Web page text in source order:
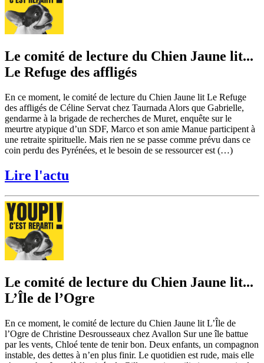
Le comité de lecture du Chien Jaune lit...
Le Refuge des affligés
En ce moment, le comité de lecture du Chien Jaune lit Le Refuge
des affligés de Céline Servat chez Taurnada Alors que Gabrielle,
gendarme à la brigade de recherches de Muret, enquête sur le
meurtre atypique d’un SDF, Marco et son amie Manue participent à
une retraite spirituelle. Mais rien ne se passe comme prévu dans ce
coin perdu des Pyrénées, et le besoin de se ressourcer est (…)
Lire l'actu
Le comité de lecture du Chien Jaune lit...
L’Île de l’Ogre
En ce moment, le comité de lecture du Chien Jaune lit L’Île de
l’Ogre de Christine Desrousseaux chez Avallon Sur une île battue
par les vents, Chloé tente de tenir bon. Deux enfants, un compagnon
instable, des dettes à n’en plus finir. Le quotidien est rude, mais elle